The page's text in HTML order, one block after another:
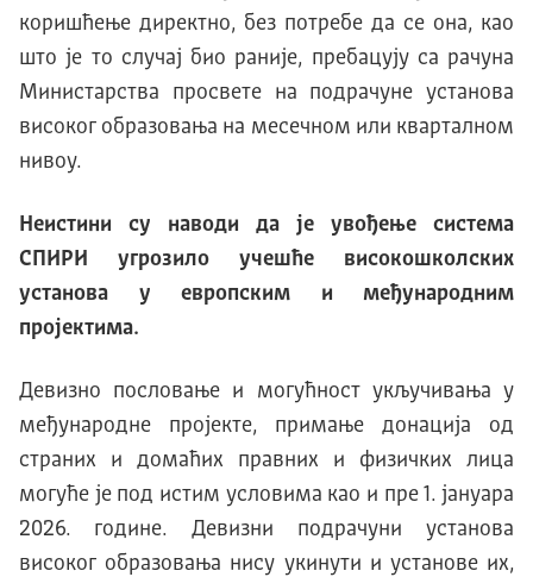
коришћење директно, без потребе да се она, као
што је то случај био раније, пребацују са рачуна
Министарства просвете на подрачуне установа
високог образовања на месечном или кварталном
нивоу.
Неистини су наводи да је увођење система
СПИРИ угрозило учешће високошколских
установа у европским и међународним
пројектима.
Девизно пословање и могућност укључивања у
међународне пројекте, примање донација од
страних и домаћих правних и физичких лица
могуће је под истим условима као и пре 1. јануара
2026. године. Девизни подрачуни установа
високог образовања нису укинути и установе их,